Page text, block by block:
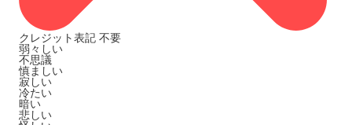
クレジット表記 不要
弱々しい
不思議
慎ましい
寂しい
冷たい
暗い
悲しい